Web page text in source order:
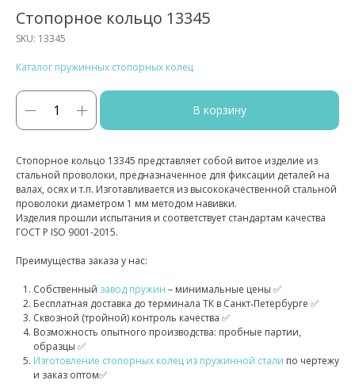
Стопорное кольцо 13345
SKU: 13345
Каталог пружинных стопорных колец
В корзину
Стопорное кольцо 13345 представляет собой витое изделие из
стальной проволоки, предназначенное для фиксации деталей на
валах, осях и т.п. Изготавливается из высококачественной стальной
проволоки диаметром 1 мм методом навивки.
Изделия прошли испытания и соответствует стандартам качества
ГОСТ Р ISO 9001-2015.
Преимущества заказа у нас:
Собственный завод пружин – минимальные цены ✅
Бесплатная доставка до терминала ТК в Санкт‑Петербурге ✅
Сквозной (тройной) контроль качества ✅
Возможность опытного производства: пробные партии,
образцы ✅
Изготовление стопорных колец из пружинной стали по чертежу
и заказ оптом✅